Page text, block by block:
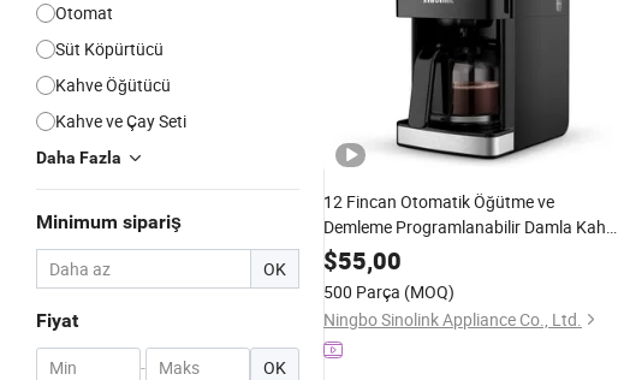
Otomat
Süt Köpürtücü
Kahve Öğütücü
Kahve ve Çay Seti
Daha Fazla
Minimum sipariş
OK
Fiyat
- OK
12 Fincan Otomatik Öğütme ve
Demleme Programlanabilir Damla Kahve
Makinesi
$55,00
500 Parça (MOQ)
Ningbo Sinolink Appliance Co., Ltd.